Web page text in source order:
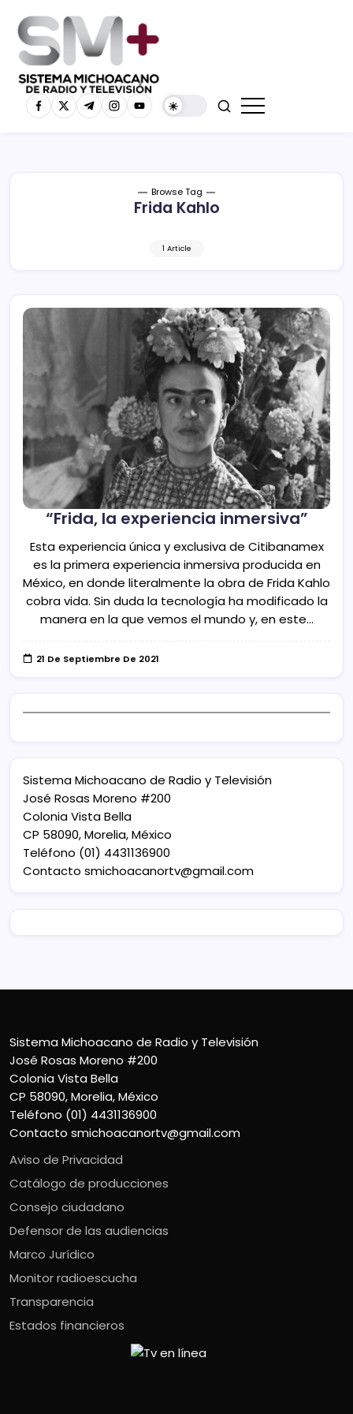
Browse Tag
Frida Kahlo
1 Article
“Frida, la experiencia inmersiva”
Esta experiencia única y exclusiva de Citibanamex
es la primera experiencia inmersiva producida en
México, en donde literalmente la obra de Frida Kahlo
cobra vida. Sin duda la tecnología ha modificado la
manera en la que vemos el mundo y, en este…
21 De Septiembre De 2021
Sistema Michoacano de Radio y Televisión
José Rosas Moreno #200
Colonia Vista Bella
CP 58090, Morelia, México
Teléfono (01) 4431136900
Contacto smichoacanortv@gmail.com
Sistema Michoacano de Radio y Televisión
José Rosas Moreno #200
Colonia Vista Bella
CP 58090, Morelia, México
Teléfono (01) 4431136900
Contacto smichoacanortv@gmail.com
Aviso de Privacidad
Catálogo de producciones
Consejo ciudadano
Defensor de las audiencias
Marco Jurídico
Monitor radioescucha
Transparencia
Estados financieros